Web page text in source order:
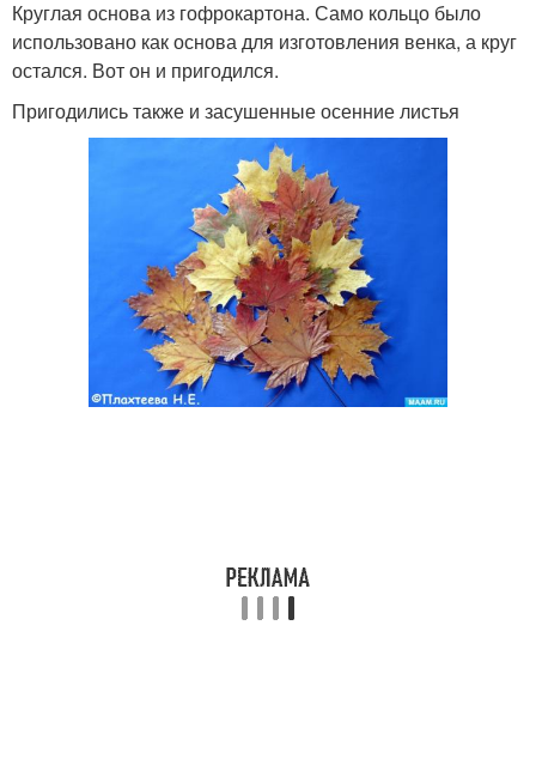
Круглая основа из гофрокартона. Само кольцо было
использовано как основа для изготовления венка, а круг
остался. Вот он и пригодился.
Пригодились также и засушенные осенние листья